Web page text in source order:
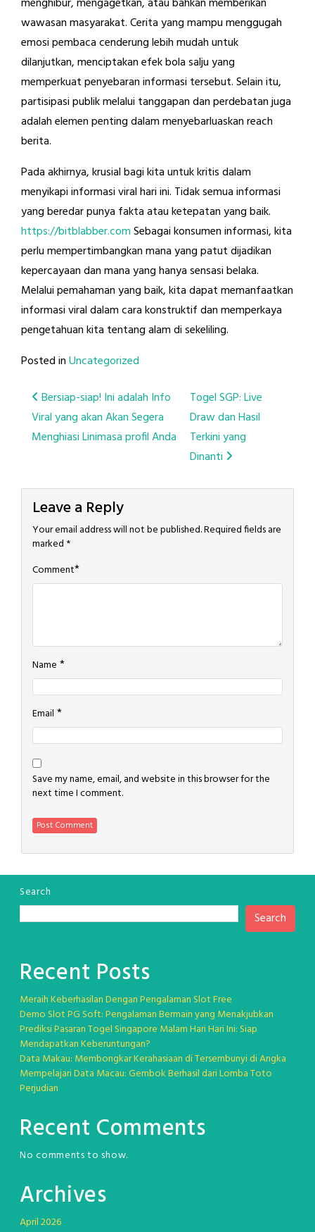
wawasan masyarakat. Cerita yang mampu menggugah
emosi pembaca cenderung lebih mudah untuk
dilanjutkan, menciptakan efek bola salju yang
memperkuat penyebaran informasi tersebut. Selain itu,
partisipasi publik melalui tanggapan dan perdebatan juga
adalah elemen penting dalam menyebarluaskan reach
berita.
Pada akhirnya, krusial bagi kita untuk kritis dalam
menyikapi informasi viral hari ini. Tidak semua informasi
yang beredar punya fakta atau ketepatan yang baik.
https://bitblabber.comSebagai konsumen informasi, kita
perlu mempertimbangkan mana yang patut dijadikan
kepercayaan dan mana yang hanya sensasi belaka.
Melalui pemahaman yang baik, kita dapat memanfaatkan
informasi viral dalam cara konstruktif dan memperkaya
pengetahuan kita tentang alam di sekeliling.
Posted inUncategorized
Post
navigation
Bersiap-siap! Ini adalah Info
Viral yang akan Akan Segera
Menghiasi Linimasa profil Anda
Togel SGP: Live
Draw dan Hasil
Terkini yang
Dinanti
Leave a Reply
Your email address will not be published.Required fields are
marked *
Comment*
Name *
Email *
Save my name, email, and website in this browser for the
next time I comment.
Search
Search
Recent Posts
Meraih Keberhasilan Dengan Pengalaman Slot Free
Demo Slot PG Soft: Pengalaman Bermain yang Menakjubkan
Prediksi Pasaran Togel Singapore Malam Hari Hari Ini: Siap
Mendapatkan Keberuntungan?
Data Makau: Membongkar Kerahasiaan di Tersembunyi di Angka
Mempelajari Data Macau: Gembok Berhasil dari Lomba Toto
Perjudian
Recent Comments
No comments to show.
Archives
April 2026